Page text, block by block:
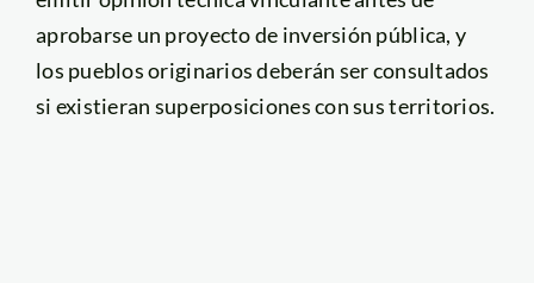
aprobarse un proyecto de inversión pública, y
los pueblos originarios deberán ser consultados
si existieran superposiciones con sus territorios.